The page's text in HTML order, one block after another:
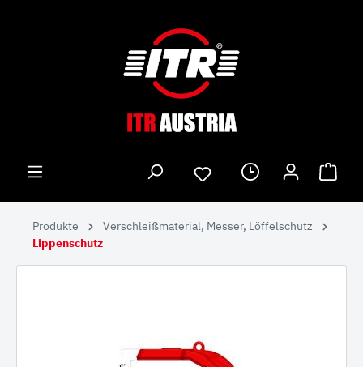
Produkte
Verschleißmaterial, Messer, Löffelschutz
Lippenschutz